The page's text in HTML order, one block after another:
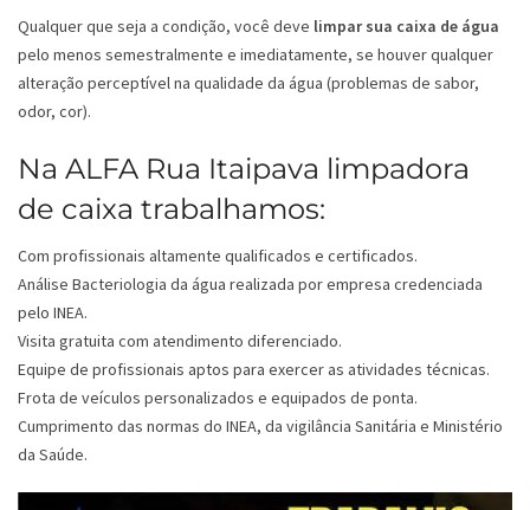
Qualquer que seja a condição, você deve limpar sua caixa de água
pelo menos semestralmente e imediatamente, se houver qualquer
alteração perceptível na qualidade da água (problemas de sabor,
odor, cor).
Na ALFA Rua Itaipava limpadora
de caixa trabalhamos:
Com profissionais altamente qualificados e certificados.
Análise Bacteriologia da água realizada por empresa credenciada
pelo INEA.
Visita gratuita com atendimento diferenciado.
Equipe de profissionais aptos para exercer as atividades técnicas.
Frota de veículos personalizados e equipados de ponta.
Cumprimento das normas do INEA, da vigilância Sanitária e Ministério
da Saúde.